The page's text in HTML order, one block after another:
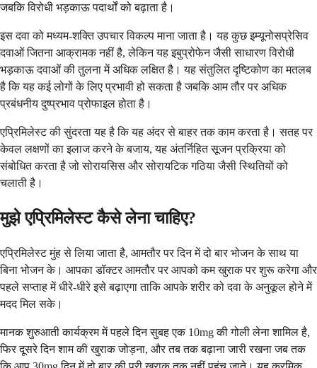
जबकि विरोधी भड़काऊ पदार्थों को बढ़ाता है।
इस दवा को मध्यम-शक्ति उपचार विकल्प माना जाता है। यह कुछ इम्यूनोसप्रेसिव
दवाओं जितना आक्रामक नहीं है, लेकिन यह इबुप्रोफेन जैसी साधारण विरोधी
भड़काऊ दवाओं की तुलना में अधिक लक्षित है। यह संतुलित दृष्टिकोण का मतलब
है कि यह कई लोगों के लिए प्रभावी हो सकता है जबकि आम तौर पर अधिक
प्रबंधनीय दुष्प्रभाव प्रोफाइल होता है।
एप्रिमिलेस्ट की सुंदरता यह है कि यह अंदर से बाहर तक काम करता है। सतह पर
केवल लक्षणों का इलाज करने के बजाय, यह अंतर्निहित सूजन प्रक्रिया को
संबोधित करता है जो सोरायसिस और सोरायटिक गठिया जैसी स्थितियों को
चलाती है।
मुझे एप्रिमिलेस्ट कैसे लेना चाहिए?
एप्रिमिलेस्ट मुंह से लिया जाता है, आमतौर पर दिन में दो बार भोजन के साथ या
बिना भोजन के। आपका डॉक्टर आमतौर पर आपको कम खुराक पर शुरू करेगा और
पहले सप्ताह में धीरे-धीरे इसे बढ़ाएगा ताकि आपके शरीर को दवा के अनुकूल होने में
मदद मिल सके।
मानक शुरुआती कार्यक्रम में पहले दिन सुबह एक 10mg की गोली लेना शामिल है,
फिर दूसरे दिन शाम की खुराक जोड़ना, और तब तक बढ़ाना जारी रखना जब तक